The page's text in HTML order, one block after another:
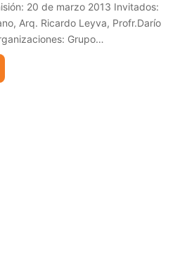
20 de marzo 2013 Invitados:
Arq. Ricardo Leyva, Profr.Darío
Grupo…